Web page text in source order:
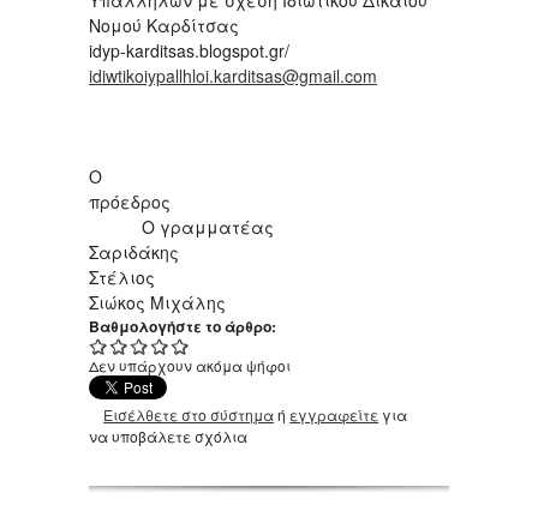
Νομού Καρδίτσας
idyp-karditsas.blogspot.gr/
idiwtikoiypallhloi.karditsas@gmail.com
Ο
πρόεδρος
Ο γραμματέας
Σαριδάκης
Στέλιος
Σιώκος Μιχάλης
Βαθμολογήστε το άρθρο:
Δεν υπάρχουν ακόμα ψήφοι
Εισέλθετε στο σύστημαή εγγραφείτε για
να υποβάλετε σχόλια